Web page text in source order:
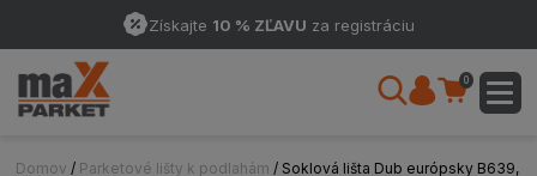
Získajte 10 % ZĽAVU za registráciu
0
Domov / Parketové lišty k podlahám / Soklová lišta Dub európsky B639,